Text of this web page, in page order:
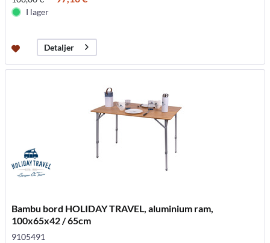
I lager
Detaljer
Bambu bord HOLIDAY TRAVEL, aluminium ram,
100x65x42 / 65cm
9105491